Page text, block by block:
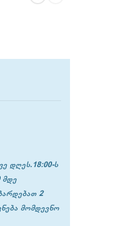
დღეს.18:00-ს
მდე
2
მომდევნო